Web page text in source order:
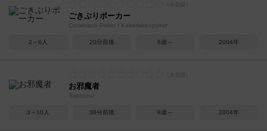
ごきぶりポーカー
Cockroach Poker / Kakerlakenpoker
2～6人 20分前後 8歳～ 2004年
お邪魔者
Saboteur
3～10人 30分前後 8歳～ 2004年